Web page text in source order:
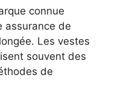
connue
assurance de
Les vestes
souvent des
de